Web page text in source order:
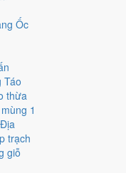
Ốc
Táo
thừa
1
trạch
giỗ
hàng
hôm nay ở
hôm nay ở